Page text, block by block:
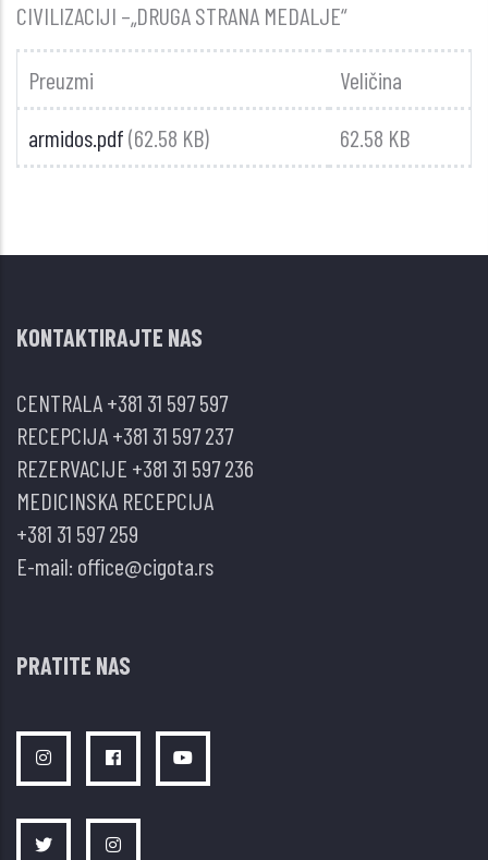
CIVILIZACIJI –„DRUGA STRANA MEDALJE“
Preuzmi Veličina
armidos.pdf(62.58 KB) 62.58 KB
KONTAKTIRAJTE NAS
CENTRALA+381 31 597 597
RECEPCIJA+381 31 597 237
REZERVACIJE +381 31 597 236
MEDICINSKA RECEPCIJA
+381 31 597 259
E-mail: office@cigota.rs
PRATITE NAS